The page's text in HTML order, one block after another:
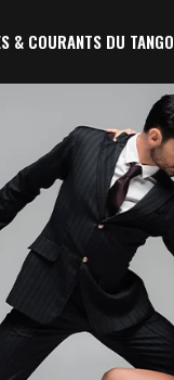
& COURANTS DU TANGO